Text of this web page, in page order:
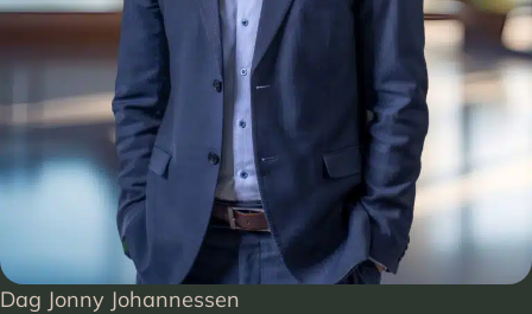
Dag Jonny Johannessen